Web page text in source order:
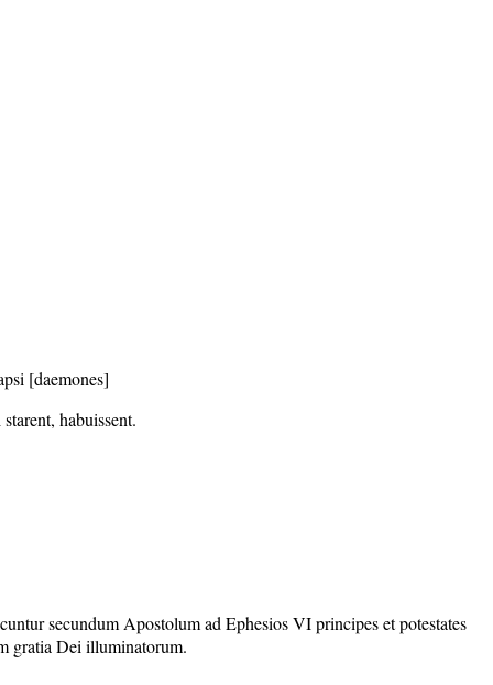
[daemones]
habuissent.
secundum Apostolum ad Ephesios VI principes et potestates
gratia Dei illuminatorum.